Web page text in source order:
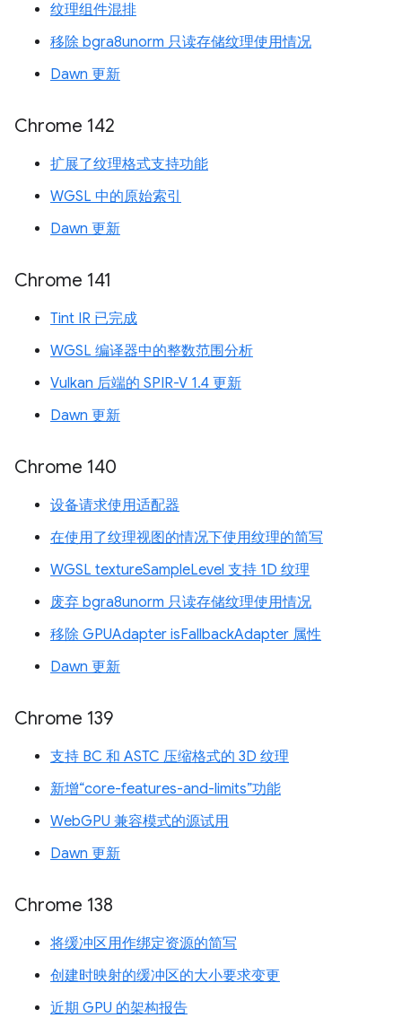
纹理组件混排
移除 bgra8unorm 只读存储纹理使用情况
Dawn 更新
Chrome 142
扩展了纹理格式支持功能
WGSL 中的原始索引
Dawn 更新
Chrome 141
Tint IR 已完成
WGSL 编译器中的整数范围分析
Vulkan 后端的 SPIR-V 1.4 更新
Dawn 更新
Chrome 140
设备请求使用适配器
在使用了纹理视图的情况下使用纹理的简写
WGSL textureSampleLevel 支持 1D 纹理
废弃 bgra8unorm 只读存储纹理使用情况
移除 GPUAdapter isFallbackAdapter 属性
Dawn 更新
Chrome 139
支持 BC 和 ASTC 压缩格式的 3D 纹理
新增“core-features-and-limits”功能
WebGPU 兼容模式的源试用
Dawn 更新
Chrome 138
将缓冲区用作绑定资源的简写
创建时映射的缓冲区的大小要求变更
近期 GPU 的架构报告